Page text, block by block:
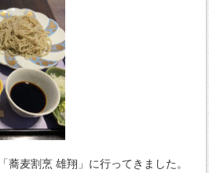
蕎麦割烹 雄翔」に行ってきました。